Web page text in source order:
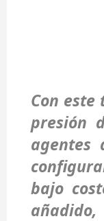
Con
presión
agentes
bajo